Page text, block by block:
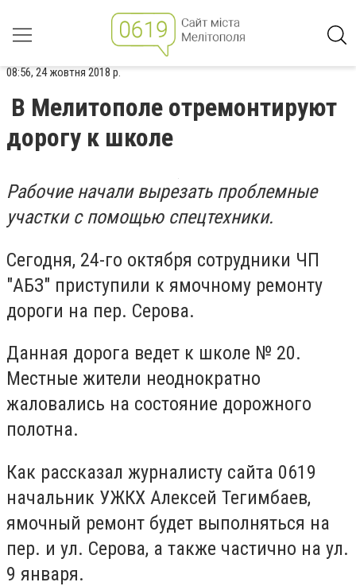
08:56, 24 жовтня 2018 р.
В Мелитополе отремонтируют
дорогу к школе
Рабочие начали вырезать проблемные
участки с помощью спецтехники.
Сегодня, 24-го октября сотрудники ЧП
"АБЗ" приступили к ямочному ремонту
дороги на пер. Серова.
Данная дорога ведет к школе № 20.
Местные жители неоднократно
жаловались на состояние дорожного
полотна.
Как рассказал журналисту сайта 0619
начальник УЖКХ Алексей Тегимбаев,
ямочный ремонт будет выполняться на
пер. и ул. Серова, а также частично на ул.
9 января.